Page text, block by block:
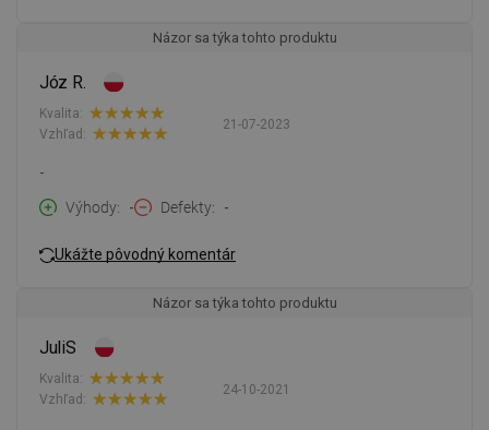
Názor sa týka tohto produktu
Józ R.
21-07-2023
Kvalita:
Vzhľad:
-
Výhody
- Defekty -
Ukážte pôvodný komentár
Názor sa týka tohto produktu
JuliS
24-10-2021
Kvalita:
Vzhľad: